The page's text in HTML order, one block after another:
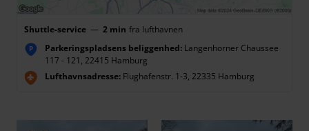
Shuttle-service — 2 min fra lufthavnen
P Parkeringspladsens beliggenhed: Langenhorner Chaussee
117 - 121, 22415 Hamburg
Lufthavnsadresse: Flughafenstr. 1-3, 22335 Hamburg